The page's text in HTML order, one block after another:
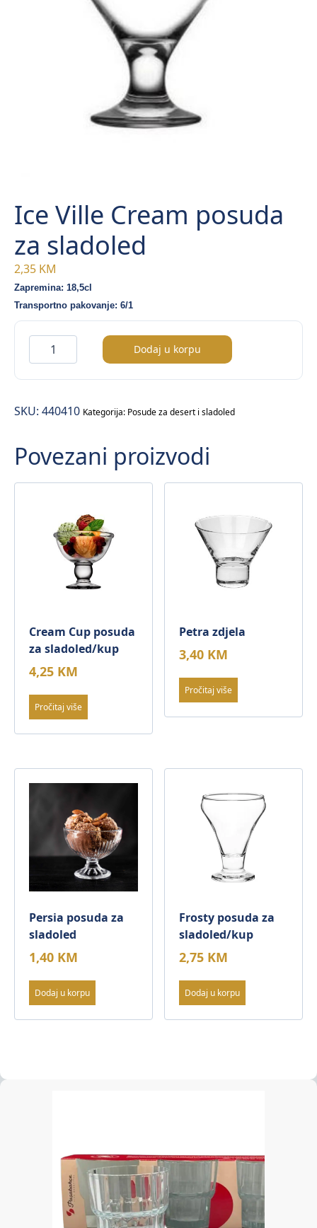
Ice Ville Cream posuda
za sladoled
2,35 KM
Zapremina: 18,5cl
Transportno pakovanje: 6/1
Ville
Cream
za
količina
Dodaj u korpu
SKU: 440410 Kategorija: Posude za desert i sladoled
Povezani proizvodi
Cream Cup posuda
za sladoled/kup
4,25 KM
Pročitaj više
Petra zdjela
3,40 KM
Pročitaj više
Persia posuda za
sladoled
1,40 KM
Dodaj u korpu
Frosty posuda za
sladoled/kup
2,75 KM
Dodaj u korpu